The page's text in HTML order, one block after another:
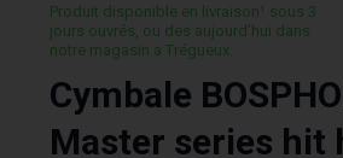
Produit disponible en livraison¹ sous 3
jours ouvrés, ou des aujourd’hui dans
notre magasin a Trégueux.
Cymbale
Master series hit